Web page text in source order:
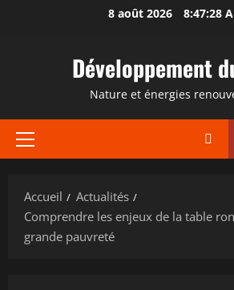
8 août 2026 8:47:29
Développement
Nature et énergies
Menu
Accueil
Actualités
Comprendre les enjeux de la table
grande pauvreté